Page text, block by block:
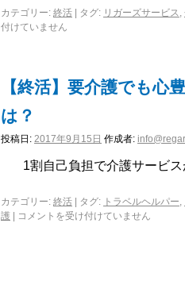
カテゴリー: 終活 タグ: リガーズサービス,
付けていません
【終活】要介護でも
は？
投稿日: 2017年9月15日 作成者:
1割自己負担で介護サービス
カテゴリー: 終活 タグ: トラベルヘルパー,
護
コメントを受け付けていません